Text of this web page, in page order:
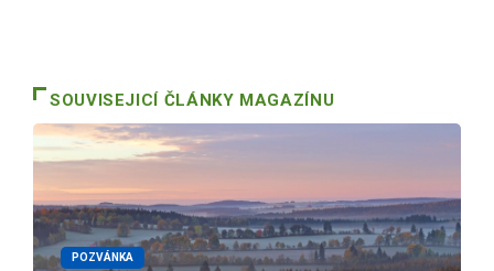
SOUVISEJICÍ ČLÁNKY MAGAZÍNU
POZVÁNKA